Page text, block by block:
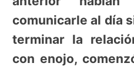
comunicarle al día
terminar la
con enojo,